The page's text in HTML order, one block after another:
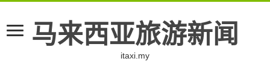
马来西亚旅游新闻
itaxi.my